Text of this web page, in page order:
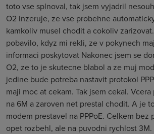
toto vse splnoval, tak jsem vyjadril
O2 inzeruje, ze vse probehne
kamkoliv musel chodit a cokoliv
pobavilo, kdyz mi rekli, ze v pokynech
informaci poskytovat Nakonec jsem se
O2, ze to je skutecne blabol a ze muj
jedine bude potreba nastavit protokol
maji moc at cekam. Tak jsem cekal.
na 6M a zaroven net prestal chodit. A je
modem prestavel na PPPoE. Celkem bez
opet rozbehl, ale na puvodni rychlost 3M.